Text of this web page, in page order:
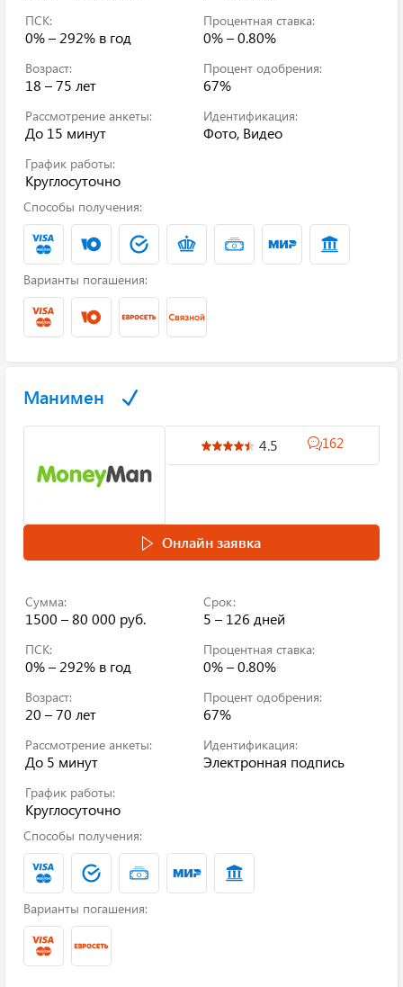
ПСК:
0% – 292% в год
Процентная ставка:
0% – 0.80%
Возраст:
18 – 75 лет
Процент одобрения:
67%
Рассмотрение анкеты:
До 15 минут
Идентификация:
Фото, Видео
График работы:
Круглосуточно
Способы получения:
Варианты погашения:
Манимен
4.5 162
Онлайн заявка
Сумма:
1500 – 80 000 руб.
Срок:
5 – 126 дней
ПСК:
0% – 292% в год
Процентная ставка:
0% – 0.80%
Возраст:
20 – 70 лет
Процент одобрения:
67%
Рассмотрение анкеты:
До 5 минут
Идентификация:
Электронная подпись
График работы:
Круглосуточно
Способы получения:
Варианты погашения: